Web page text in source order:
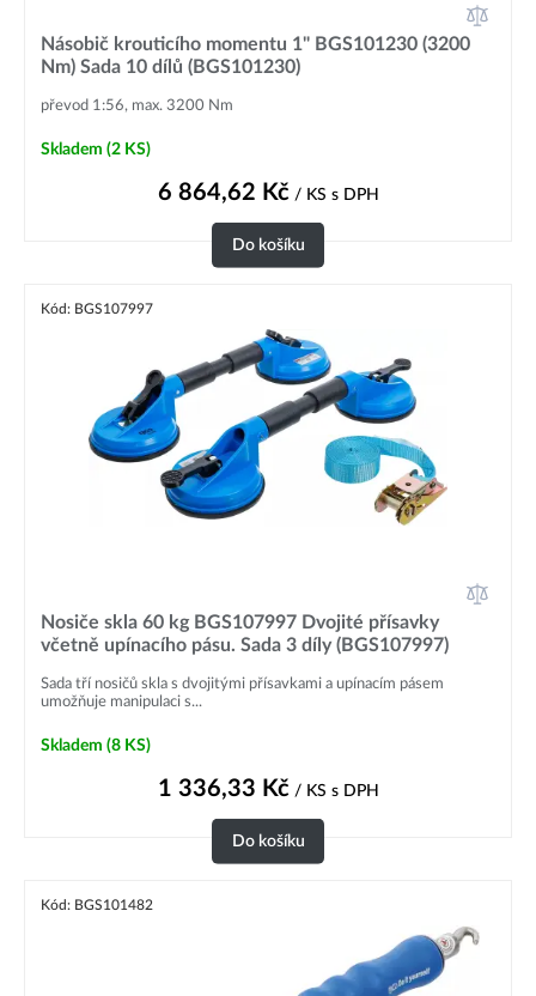
Násobič krouticího momentu 1" BGS101230 (3200
Nm) Sada 10 dílů (BGS101230)
převod 1:56, max. 3200 Nm
Skladem (2 KS)
6 864,62 Kč/ KS s DPH
Do košíku
Kód: BGS107997
Nosiče skla 60 kg BGS107997 Dvojité přísavky
včetně upínacího pásu. Sada 3 díly (BGS107997)
Sada tří nosičů skla s dvojitými přísavkami a upínacím pásem
umožňuje manipulaci s...
Skladem (8 KS)
1 336,33 Kč/ KS s DPH
Do košíku
Kód: BGS101482